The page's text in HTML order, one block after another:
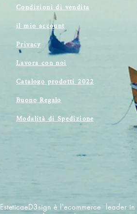
Condizioni di vendita
il mio account
Privacy
Lavora con noi
Catalogo prodotti 2022
Buono Regalo
Modalità di Spedizione
EsteticaeD3sign è l'ecommerce leader